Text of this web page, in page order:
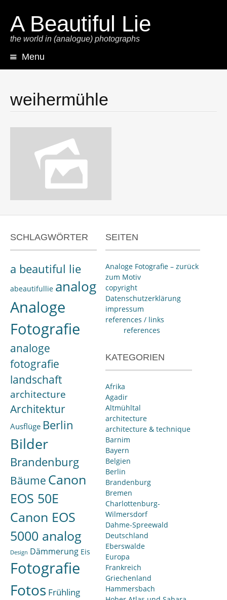
A Beautiful Lie
the world in (analogue) photographs
Menu
weihermühle
SCHLAGWÖRTER
a beautiful lie
abeautifullie analog
Analoge
Fotografie
analoge
fotografie
landschaft
architecture
Architektur
Ausflüge Berlin
Bilder
Brandenburg
Bäume Canon
EOS 50E
Canon EOS
5000 analog
Design Dämmerung Eis
Fotografie
Fotos Frühling
SEITEN
Analoge Fotografie – zurück
zum Motiv
copyright
Datenschutzerklärung
impressum
references / links
references
KATEGORIEN
Afrika
Agadir
Altmühltal
architecture
architecture & technique
Barnim
Bayern
Belgien
Berlin
Brandenburg
Bremen
Charlottenburg-
Wilmersdorf
Dahme-Spreewald
Deutschland
Eberswalde
Europa
Frankreich
Griechenland
Hammersbach